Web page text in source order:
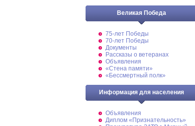
Великая Победа
75-лет Победы
70-лет Победы
Документы
Рассказы о ветеранах
Объявления
«Стена памяти»
«Бессмертный полк»
Информация для населения
Объявления
Диплом «Признательность»